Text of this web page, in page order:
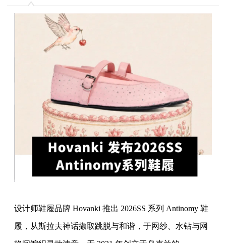
设计师鞋履品牌 Hovanki 推出 2026SS 系列 Antinomy 鞋
履，从斯拉夫神话撷取跳脱与和谐，于网纱、水钻与网